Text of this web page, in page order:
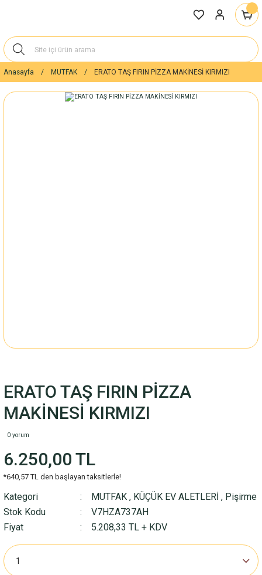
Anasayfa MUTFAK ERATO TAŞ FIRIN PİZZA MAKİNESİ KIRMIZI
ERATO TAŞ FIRIN PİZZA
MAKİNESİ KIRMIZI
0 yorum
6.250,00 TL
*640,57 TL den başlayan taksitlerle!
Kategori MUTFAK , KÜÇÜK EV ALETLERİ , Pişirme
Stok Kodu
V7HZA737AH
Fiyat
5.208,33 TL + KDV